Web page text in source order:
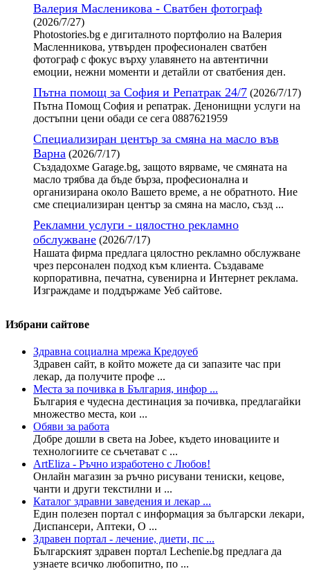
Валерия Масленикова - Сватбен фотограф
(2026/7/27)
Photostories.bg е дигиталното портфолио на Валерия
Масленникова, утвърден професионален сватбен
фотограф с фокус върху улавянето на автентични
емоции, нежни моменти и детайли от сватбения ден.
Пътна помощ за София и Репатрак 24/7 (2026/7/17)
Пътна Помощ София и репатрак. Денонищни услуги на
достъпни цени обади се сега 0887621959
Специализиран център за смяна на масло във
Варна (2026/7/17)
Създадохме Garage.bg, защото вярваме, че смяната на
масло трябва да бъде бърза, професионална и
организирана около Вашето време, а не обратното. Ние
сме специализиран център за смяна на масло, създ ...
Рекламни услуги - цялостно рекламно
обслужване (2026/7/17)
Нашата фирма предлага цялостно рекламно обслужване
чрез персонален подход към клиента. Създаваме
корпоративна, печатна, сувенирна и Интернет реклама.
Изграждаме и поддържаме Уеб сайтове.
Избрани сайтове
Здравна социална мрежа Кредоуеб
Здравен сайт, в който можете да си запазите час при
лекар, да получите профе ...
Места за почивка в България, инфор ...
България е чудесна дестинация за почивка, предлагайки
множество места, кои ...
Обяви за работа
Добре дошли в света на Jobee, където иновациите и
технологиите се съчетават с ...
ArtEliza - Ръчно изработено с Любов!
Онлайн магазин за ръчно рисувани тениски, кецове,
чанти и други текстилни и ...
Каталог здравни заведения и лекар ...
Един полезен портал с информация за български лекари,
Диспансери, Аптеки, О ...
Здравен портал - лечение, диети, пс ...
Българският здравен портал Lechenie.bg предлага да
узнаете всичко любопитно, по ...